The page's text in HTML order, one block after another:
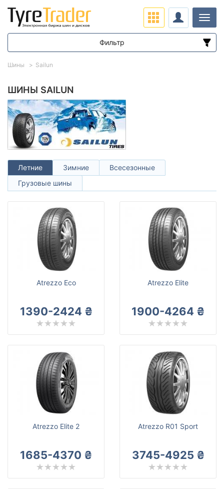
ШИНЫ SAILUN
Летние Зимние
Всесезонные
Грузовые шины
Atrezzo Eco
1390-2424 ₴
Atrezzo Elite
1900-4264 ₴
Atrezzo Elite 2
1685-4370 ₴
Atrezzo R01 Sport
3745-4925 ₴
Шины Sailun
Фильтр
Диапазон цен
Подбор по параметрам
Сезон
Все бренды
Тип транспортного средства
Усиленная шина